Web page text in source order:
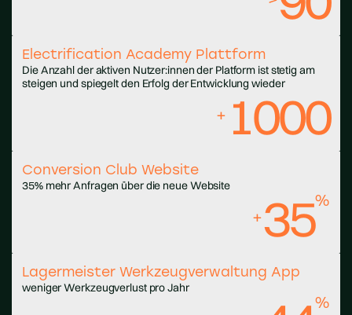
Electrification Academy Plattform
Die Anzahl der aktiven Nutzer:innen der Platform ist stetig am
steigen und spiegelt den Erfolg der Entwicklung wieder
+ 1000
Conversion Club Website
35% mehr Anfragen über die neue Website
+35%
Lagermeister Werkzeugverwaltung App
weniger Werkzeugverlust pro Jahr
%